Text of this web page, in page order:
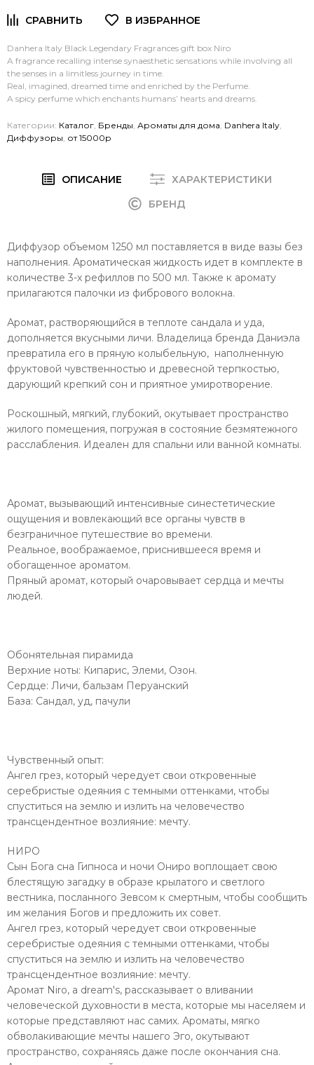
Danhera Italy Black Legendary Fragrances gift box Niro
A fragrance recalling intense synaesthetic sensations while involving all
the senses in a limitless journey in time.
Real, imagined, dreamed time and enriched by the Perfume.
A spicy perfume which enchants humans’ hearts and dreams.
Категории: Каталог Бренды Ароматы для дома Danhera Italy
Диффузоры от 15000р
ОПИСАНИЕ
ХАРАКТЕРИСТИКИ
БРЕНД
Диффузор объемом 1250 мл поставляется в виде вазы без
наполнения. Ароматическая жидкость идет в комплекте в
количестве 3-х рефиллов по 500 мл. Также к аромату
прилагаются палочки из фибрового волокна.
Аромат, растворяющийся в теплоте сандала и уда,
дополняется вкусными личи. Владелица бренда Даниэла
превратила его в пряную колыбельную, наполненную
фруктовой чувственностью и древесной терпкостью,
дарующий крепкий сон и приятное умиротворение.
Роскошный, мягкий, глубокий, окутывает пространство
жилого помещения, погружая в состояние безмятежного
расслабления. Идеален для спальни или ванной комнаты.
Аромат, вызывающий интенсивные синестетические
ощущения и вовлекающий все органы чувств в
безграничное путешествие во времени.
Реальное, воображаемое, приснившееся время и
обогащенное ароматом.
Пряный аромат, который очаровывает сердца и мечты
людей.
Обонятельная пирамида
Верхние ноты: Кипарис, Элеми, Озон.
Сердце: Личи, бальзам Перуанский
База: Сандал, уд, пачули
Чувственный опыт:
Ангел грез, который чередует свои откровенные
серебристые одеяния с темными оттенками, чтобы
спуститься на землю и излить на человечество
трансцендентное возлияние: мечту.
НИРО
Сын Бога сна Гипноса и ночи Ониро воплощает свою
блестящую загадку в образе крылатого и светлого
вестника, посланного Зевсом к смертным, чтобы сообщить
им желания Богов и предложить их совет.
Ангел грез, который чередует свои откровенные
серебристые одеяния с темными оттенками, чтобы
спуститься на землю и излить на человечество
трансцендентное возлияние: мечту.
Аромат Niro, a dream's, рассказывает о вливании
человеческой духовности в места, которые мы населяем и
которые представляют нас самих. Ароматы, мягко
обволакивающие мечты нашего Эго, окутывают
пространство, сохраняясь даже после окончания сна.